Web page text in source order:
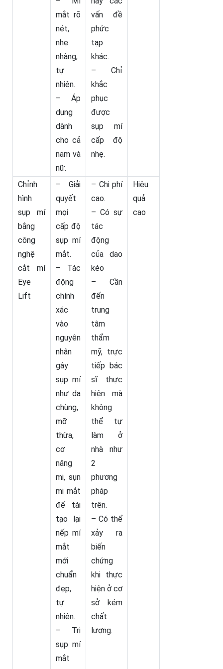
mắt rõ
nét,
nhẹ
nhàng,
tự
nhiên.
– Áp
dụng
dành
cho cả
nam và
nữ.
vấn đề
phức
tạp
khác.
– Chỉ
khắc
phục
được
sụp mí
cấp độ
nhẹ.
Chỉnh
hình
sụp mí
bằng
công
nghệ
cắt mí
Eye
Lift
– Giải
quyết
mọi
cấp độ
sụp mí
mắt.
– Tác
động
chính
xác
vào
nguyên
nhân
gây
sụp mí
như da
chùng,
mỡ
thừa,
cơ
nâng
mi, sụn
mi mắt
để tái
tạo lại
nếp mí
mắt
mới
chuẩn
đẹp,
tự
nhiên.
– Trị
sụp mí
mắt
– Chi phí
cao.
– Có sự
tác
động
của dao
kéo
– Cần
đến
trung
tâm
thẩm
mỹ, trực
tiếp bác
sĩ thực
hiện mà
không
thể tự
làm ở
nhà như
2
phương
pháp
trên.
– Có thể
xảy ra
biến
chứng
khi thực
hiện ở cơ
sở kém
chất
lượng.
Hiệu
quả
cao